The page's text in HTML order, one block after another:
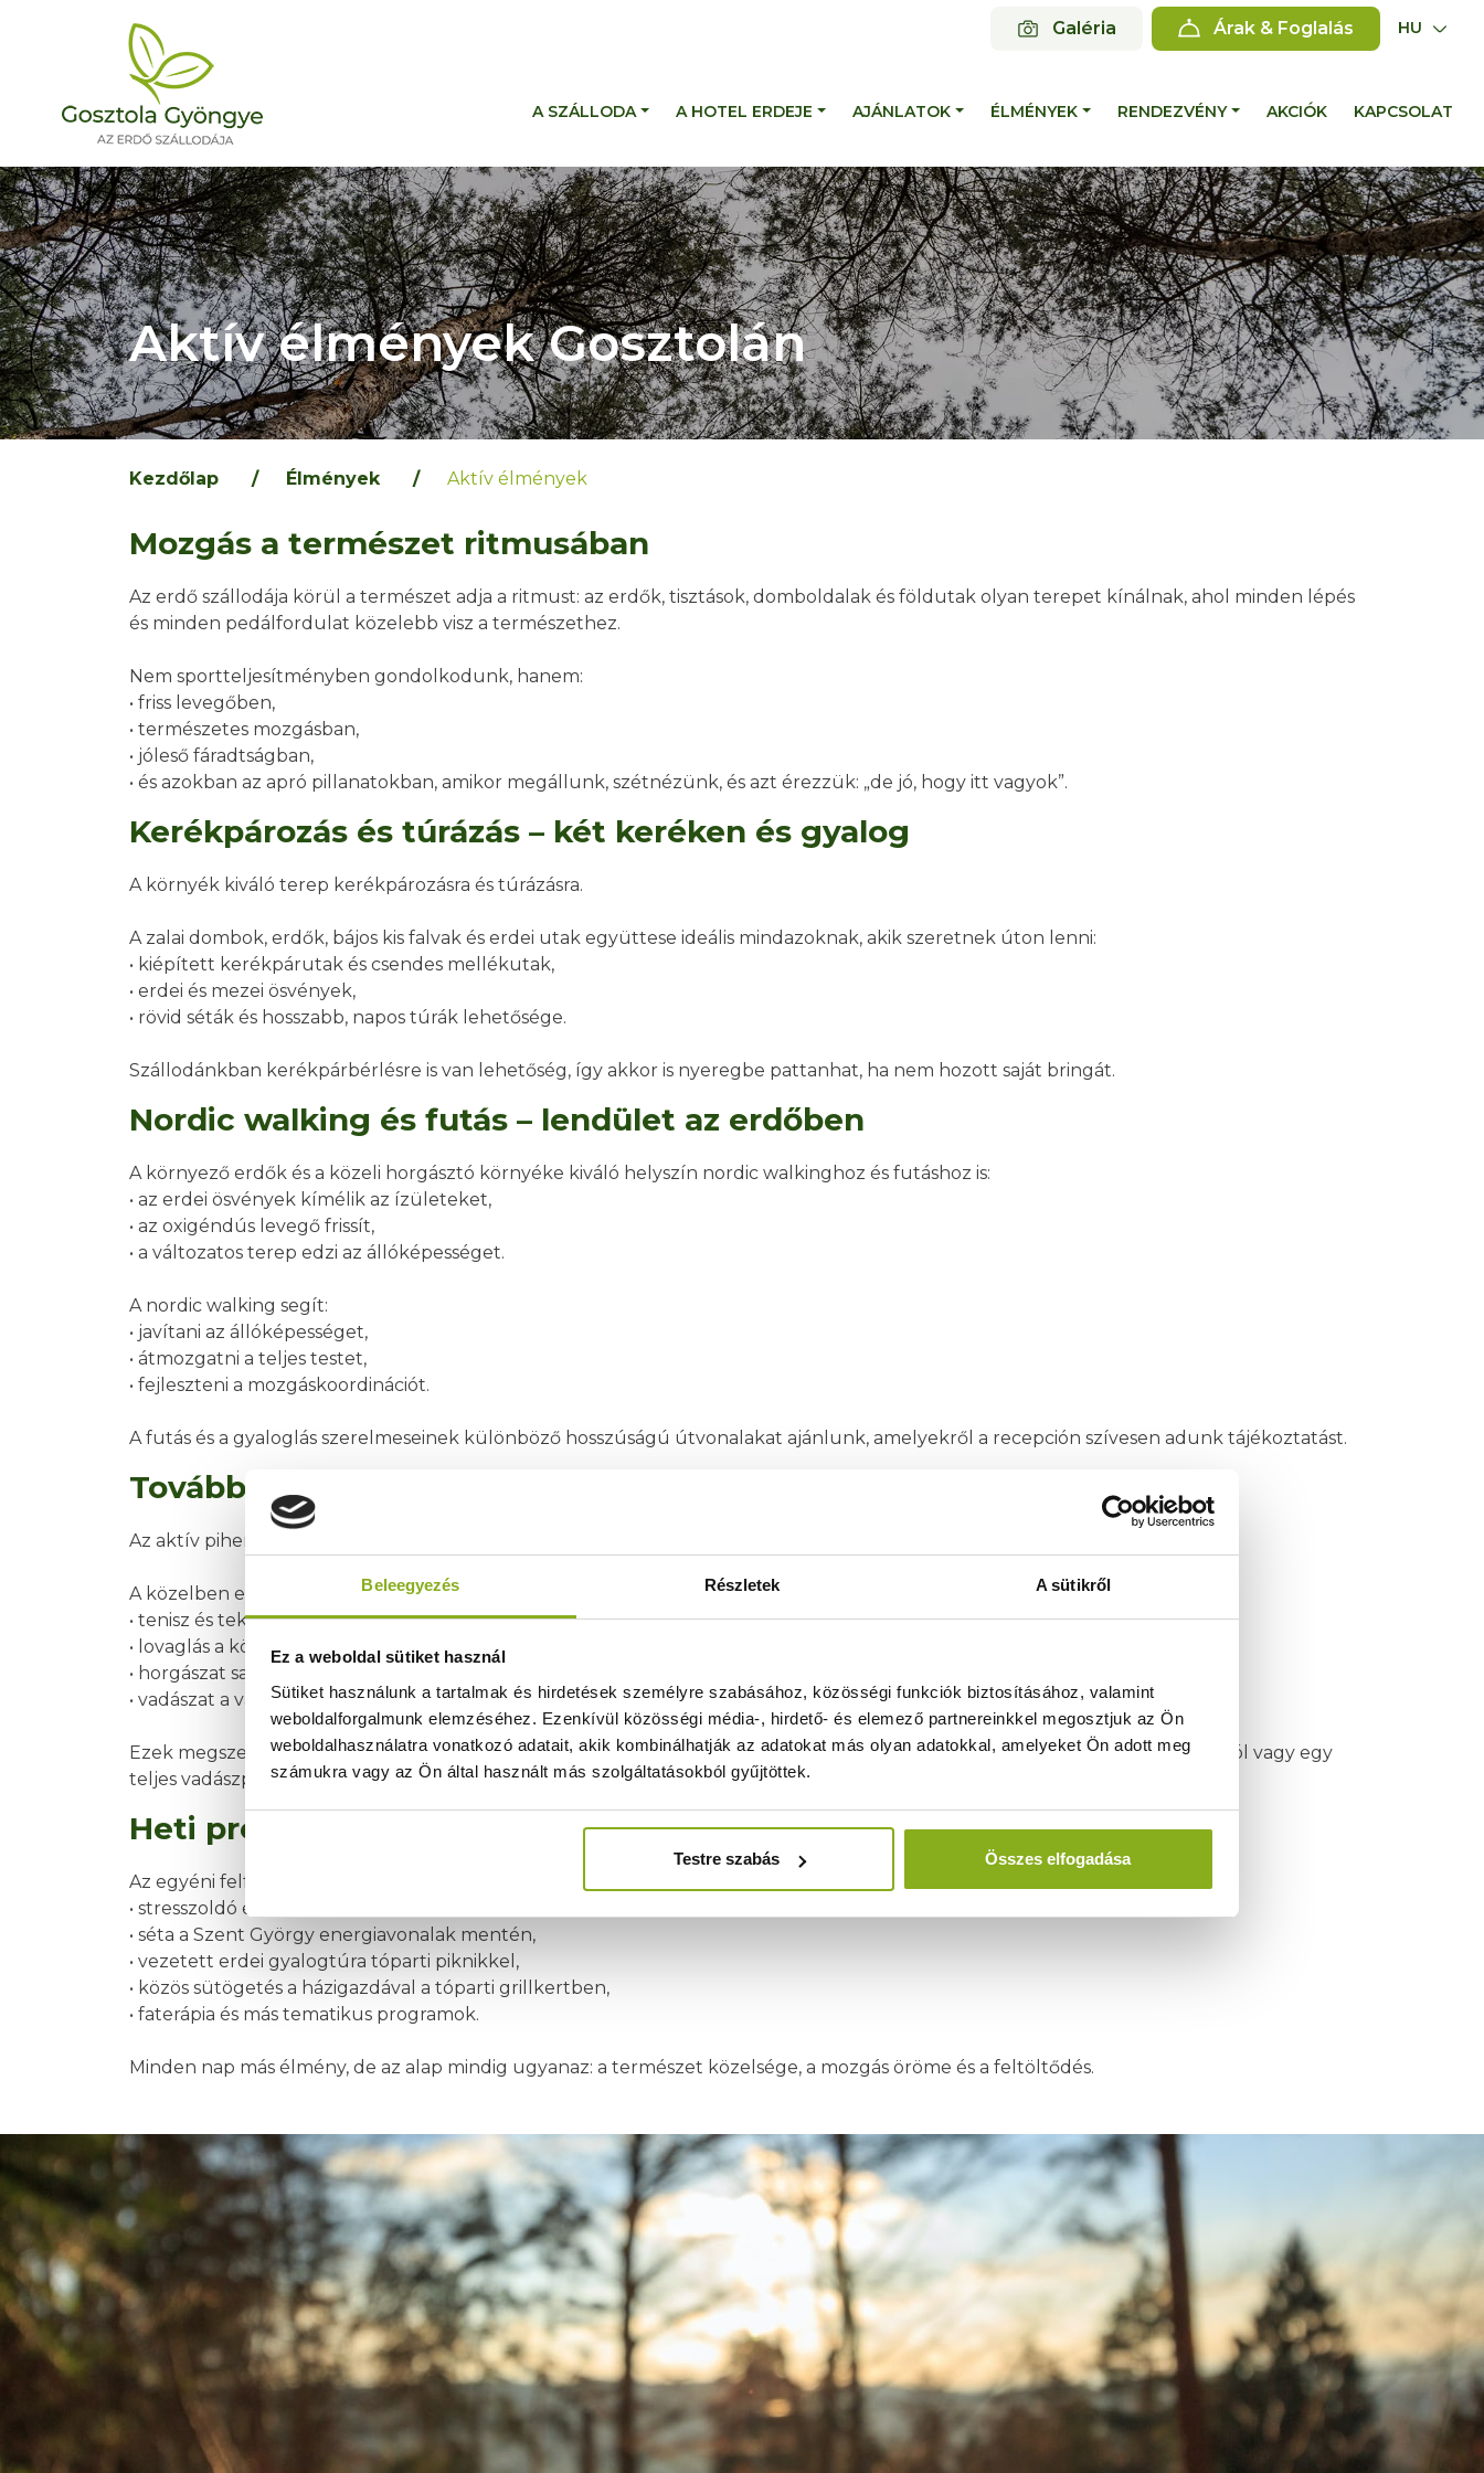
Beleegyezés Részletek A sütikről
Ez a weboldal sütiket használ
Sütiket használunk a tartalmak és hirdetések személyre szabásához, közösségi funkciók biztosításához, valamint
weboldalforgalmunk elemzéséhez. Ezenkívül közösségi média-, hirdető- és elemező partnereinkkel megosztjuk az Ön
weboldalhasználatra vonatkozó adatait, akik kombinálhatják az adatokat más olyan adatokkal, amelyeket Ön adott meg
számukra vagy az Ön által használt más szolgáltatásokból gyűjtöttek.
Testre szabás Összes elfogadása
Galéria Árak & Foglalás HU
A SZÁLLODA A HOTEL ERDEJE AJÁNLATOK ÉLMÉNYEK RENDEZVÉNY AKCIÓK KAPCSOLAT
Aktív élmények Gosztolán
Kezdőlap / Élmények / Aktív élmények
Mozgás a természet ritmusában
Az erdő szállodája körül a természet adja a ritmust: az erdők, tisztások, domboldalak és földutak olyan terepet kínálnak, ahol minden lépés
és minden pedálfordulat közelebb visz a természethez.
Nem sportteljesítményben gondolkodunk, hanem:
• friss levegőben,
• természetes mozgásban,
• jóleső fáradtságban,
• és azokban az apró pillanatokban, amikor megállunk, szétnézünk, és azt érezzük: „de jó, hogy itt vagyok”.
Kerékpározás és túrázás – két keréken és gyalog
A környék kiváló terep kerékpározásra és túrázásra.
A zalai dombok, erdők, bájos kis falvak és erdei utak együttese ideális mindazoknak, akik szeretnek úton lenni:
• kiépített kerékpárutak és csendes mellékutak,
• erdei és mezei ösvények,
• rövid séták és hosszabb, napos túrák lehetősége.
Szállodánkban kerékpárbérlésre is van lehetőség, így akkor is nyeregbe pattanhat, ha nem hozott saját bringát.
Nordic walking és futás – lendület az erdőben
A környező erdők és a közeli horgásztó környéke kiváló helyszín nordic walkinghoz és futáshoz is:
• az erdei ösvények kímélik az ízületeket,
• az oxigéndús levegő frissít,
• a változatos terep edzi az állóképességet.
A nordic walking segít:
• javítani az állóképességet,
• átmozgatni a teljes testet,
• fejleszteni a mozgáskoordinációt.
A futás és a gyaloglás szerelmeseinek különböző hosszúságú útvonalakat ajánlunk, amelyekről a recepción szívesen adunk tájékoztatást.
További aktív lehetőségek a környéken
Az aktív pihenéshez nem csak az erdő és a dombok adnak hátteret.
A közelben elérhető többek között:
• tenisz és teke Lentiben,
• lovaglás a környező lovardákban,
• horgászat saját, kizárólag vendégeink által használható privát horgásztavunknál,
• vadászat a vadban gazdag zalai erdőkben, helyi vadásztársaságok közreműködésével.
Ezek megszervezésében szállodánk recepciója szívesen segít – legyen szó egy délutáni teniszezésről, egy reggeli horgászatról vagy egy
teljes vadászprogramról.
Heti programok – szervezett élményekkel
Az egyéni felfedezés mellett heti programokat is kínálunk, amelyek között megtalálható:
• stresszoldó erdőfürdő,
• séta a Szent György energiavonalak mentén,
• vezetett erdei gyalogtúra tóparti piknikkel,
• közös sütögetés a házigazdával a tóparti grillkertben,
• faterápia és más tematikus programok.
Minden nap más élmény, de az alap mindig ugyanaz: a természet közelsége, a mozgás öröme és a feltöltődés.